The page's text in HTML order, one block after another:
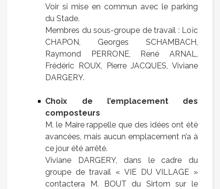
Voir si mise en commun avec le parking
du Stade.
Membres du sous-groupe de travail : Loïc
CHAPON, Georges SCHAMBACH,
Raymond PERRONE, René ARNAL,
Frédéric ROUX, Pierre JACQUES, Viviane
DARGERY.
Choix de l’emplacement des
composteurs
M. le Maire rappelle que des idées ont été
avancées, mais aucun emplacement n’a à
ce jour été arrêté.
Viviane DARGERY, dans le cadre du
groupe de travail « VIE DU VILLAGE »
contactera M. BOUT du Sirtom sur le